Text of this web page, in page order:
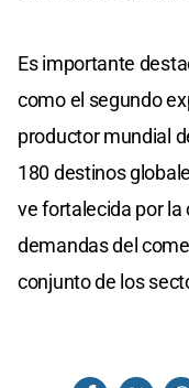
Es importante
como el segundo
productor mundial
180 destinos
ve fortalecida por
demandas del
conjunto de los